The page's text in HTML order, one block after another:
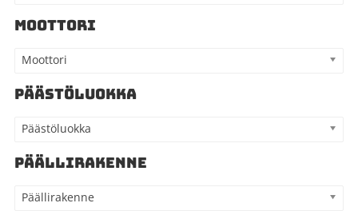
MOOTTORI
Moottori
PÄÄSTÖLUOKKA
Päästöluokka
PÄÄLLIRAKENNE
Päällirakenne